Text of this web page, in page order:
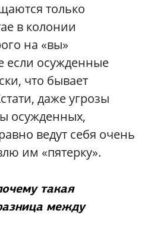
только
в колонии
на «вы»
если осужденные
что бывает
даже угрозы
осужденных,
ведут себя очень
им «пятерку».
такая
между